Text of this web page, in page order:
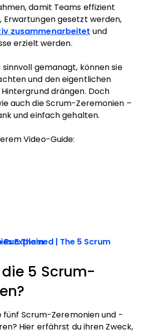
damit Teams effizient
Erwartungen gesetzt werden,
zusammenarbeitet und
erzielt werden.
gemanagt, können sie
und den eigentlichen
drängen. Doch
auch die Scrum-Zeremonien –
und einfach gehalten.
Video-Guide:
& How To Run Them
5 Scrum-
fünf Scrum-Zeremonien und -
Hier erfährst du ihren Zweck,